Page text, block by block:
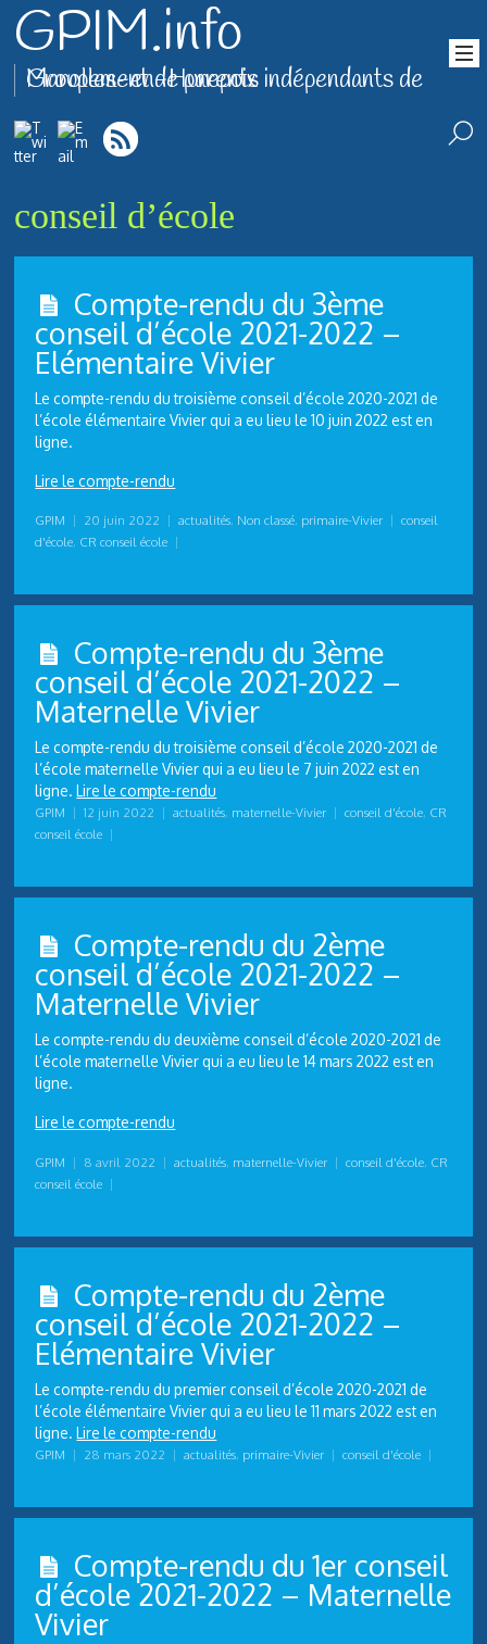
GPIM.info
Groupement de parents indépendants de Marolles-en-Hurepoix
conseil d’école
Compte-rendu du 3ème
conseil d’école 2021-2022 –
Elémentaire Vivier
Le compte-rendu du troisième conseil d’école 2020-2021 de
l’école élémentaire Vivier qui a eu lieu le 10 juin 2022 est en
ligne.
Lire le compte-rendu
GPIM | 20 juin 2022 | actualités, Non classé, primaire-Vivier | conseil
d'école, CR conseil école |
Compte-rendu du 3ème
conseil d’école 2021-2022 –
Maternelle Vivier
Le compte-rendu du troisième conseil d’école 2020-2021 de
l’école maternelle Vivier qui a eu lieu le 7 juin 2022 est en
ligne.Lire le compte-rendu
GPIM | 12 juin 2022 | actualités, maternelle-Vivier | conseil d'école, CR
conseil école |
Compte-rendu du 2ème
conseil d’école 2021-2022 –
Maternelle Vivier
Le compte-rendu du deuxième conseil d’école 2020-2021 de
l’école maternelle Vivier qui a eu lieu le 14 mars 2022 est en
ligne.
Lire le compte-rendu
GPIM | 8 avril 2022 | actualités, maternelle-Vivier | conseil d'école, CR
conseil école |
Compte-rendu du 2ème
conseil d’école 2021-2022 –
Elémentaire Vivier
Le compte-rendu du premier conseil d’école 2020-2021 de
l’école élémentaire Vivier qui a eu lieu le 11 mars 2022 est en
ligne.Lire le compte-rendu
GPIM | 28 mars 2022 | actualités, primaire-Vivier | conseil d'école |
Compte-rendu du 1er conseil
d’école 2021-2022 – Maternelle
Vivier